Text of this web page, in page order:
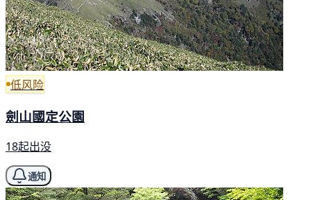
低风险
劍山國定公園
18起出没
通知